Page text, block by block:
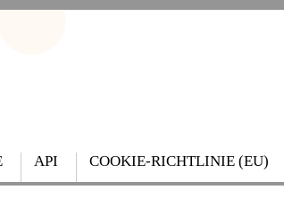
API COOKIE-RICHTLINIE (EU)